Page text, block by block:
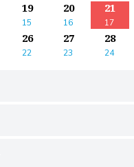
19
15
20
16
21
17
26
22
27
23
28
24